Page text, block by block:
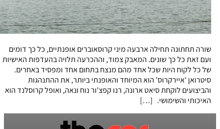
שורה תחתונה תחילה ארבעה מיני קרוסאוברים אופנתיים, כל כך דומים
ועם זאת כל כך שונים. המאבק צמוד, וההכרעה תלויה בהעדפות האישיות
של כל לקוח היות שכל אחד מהם מנצח בתחום אחד ומפסיד באחרים.
סיטרואן 'איירקרוס' הוא המיוחד והאופנתי ביותר, את ההתנהגות
והביצועים לוקחת סיאט ארונה, רנו קפצ'ור נוח ונאה, ואופל קרוסלנד הוא
האיכותי והשימושי. […]